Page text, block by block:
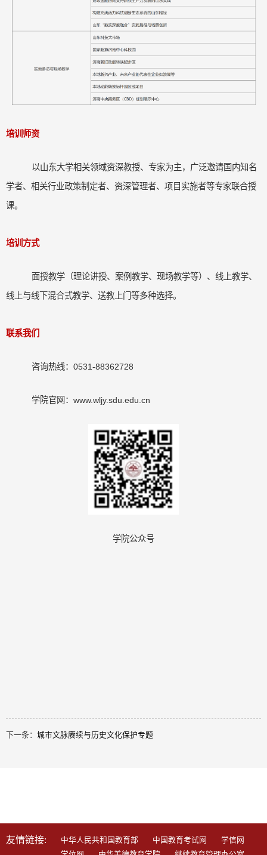
培训师资
以山东大学相关领域资深教授、专家为主，广泛邀请国内知名
学者、相关行业政策制定者、资深管理者、项目实施者等专家联合授
课。
培训方式
面授教学（理论讲授、案例教学、现场教学等）、线上教学、
线上与线下混合式教学、送教上门等多种选择。
联系我们
咨询热线： 0531-88362728
学院官网： www.wljy.sdu.edu.cn
学院公众号
下一条： 城市文脉赓续与历史文化保护专题
友情链接: 中华人民共和国教育部 中国教育考试网
学信网